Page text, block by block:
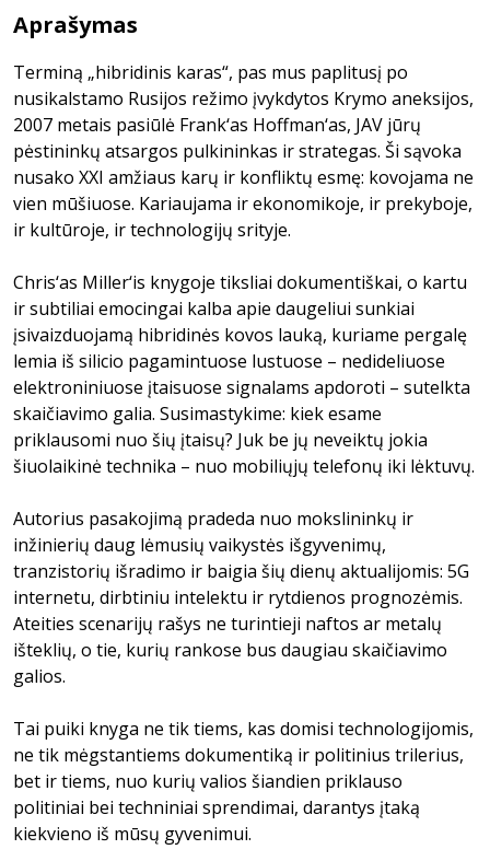
Aprašymas
Terminą „hibridinis karas“, pas mus paplitusį po
nusikalstamo Rusijos režimo įvykdytos Krymo aneksijos,
2007 metais pasiūlė Frank‘as Hoffman‘as, JAV jūrų
pėstininkų atsargos pulkininkas ir strategas. Ši sąvoka
nusako XXI amžiaus karų ir konfliktų esmę: kovojama ne
vien mūšiuose. Kariaujama ir ekonomikoje, ir prekyboje,
ir kultūroje, ir technologijų srityje.
Chris‘as Miller‘is knygoje tiksliai dokumentiškai, o kartu
ir subtiliai emocingai kalba apie daugeliui sunkiai
įsivaizduojamą hibridinės kovos lauką, kuriame pergalę
lemia iš silicio pagamintuose lustuose – nedideliuose
elektroniniuose įtaisuose signalams apdoroti – sutelkta
skaičiavimo galia. Susimastykime: kiek esame
priklausomi nuo šių įtaisų? Juk be jų neveiktų jokia
šiuolaikinė technika – nuo mobiliųjų telefonų iki lėktuvų.
Autorius pasakojimą pradeda nuo mokslininkų ir
inžinierių daug lėmusių vaikystės išgyvenimų,
tranzistorių išradimo ir baigia šių dienų aktualijomis: 5G
internetu, dirbtiniu intelektu ir rytdienos prognozėmis.
Ateities scenarijų rašys ne turintieji naftos ar metalų
išteklių, o tie, kurių rankose bus daugiau skaičiavimo
galios.
Tai puiki knyga ne tik tiems, kas domisi technologijomis,
ne tik mėgstantiems dokumentiką ir politinius trilerius,
bet ir tiems, nuo kurių valios šiandien priklauso
politiniai bei techniniai sprendimai, darantys įtaką
kiekvieno iš mūsų gyvenimui.